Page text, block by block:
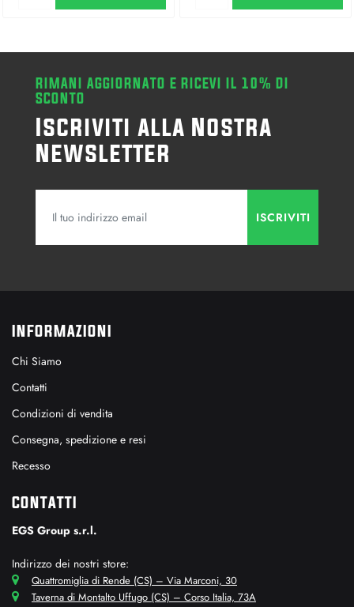
RIMANI AGGIORNATO E RICEVI IL 10% DI
SCONTO
Iscriviti alla Nostra
Newsletter
INFORMAZIONI
Chi Siamo
Contatti
Condizioni di vendita
Consegna, spedizione e resi
Recesso
CONTATTI
EGS Group s.r.l.
Indirizzo dei nostri store:
Quattromiglia di Rende (CS) – Via Marconi, 30
Taverna di Montalto Uffugo (CS) – Corso Italia, 73A